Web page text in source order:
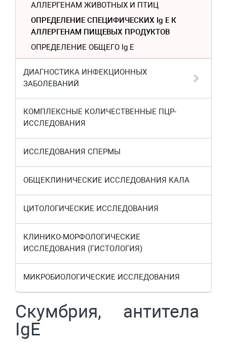
АЛЛЕРГЕНАМ ЖИВОТНЫХ И ПТИЦ
ОПРЕДЕЛЕНИЕ СПЕЦИФИЧЕСКИХ Ig E К
АЛЛЕРГЕНАМ ПИЩЕВЫХ ПРОДУКТОВ
ОПРЕДЕЛЕНИЕ ОБЩЕГО Ig Е
ДИАГНОСТИКА ИНФЕКЦИОННЫХ
ЗАБОЛЕВАНИЙ
КОМПЛЕКСНЫЕ КОЛИЧЕСТВЕННЫЕ ПЦР-
ИССЛЕДОВАНИЯ
ИССЛЕДОВАНИЯ СПЕРМЫ
ОБЩЕКЛИНИЧЕСКИЕ ИССЛЕДОВАНИЯ КАЛА
ЦИТОЛОГИЧЕСКИЕ ИССЛЕДОВАНИЯ
КЛИНИКО-МОРФОЛОГИЧЕСКИЕ
ИССЛЕДОВАНИЯ (ГИСТОЛОГИЯ)
МИКРОБИОЛОГИЧЕСКИЕ ИССЛЕДОВАНИЯ
Скумбрия, антитела
IgE